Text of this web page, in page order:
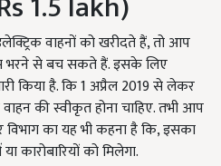
वाहनों को खरीदते हैं, तो आप
भरने से बच सकते हैं. इसके लिए
किया है. कि 1 अप्रैल 2019 से लेकर
की स्वीकृत होना चाहिए. तभी आप
का यह भी कहना है कि, इसका
कारोबारियों को मिलेगा.